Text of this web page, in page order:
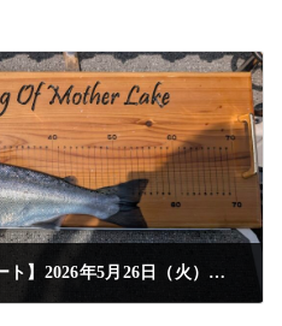
【琵琶湖ビワマス釣行レポート】2026年5月26日（火）｜良型揃いのビワマストローリング